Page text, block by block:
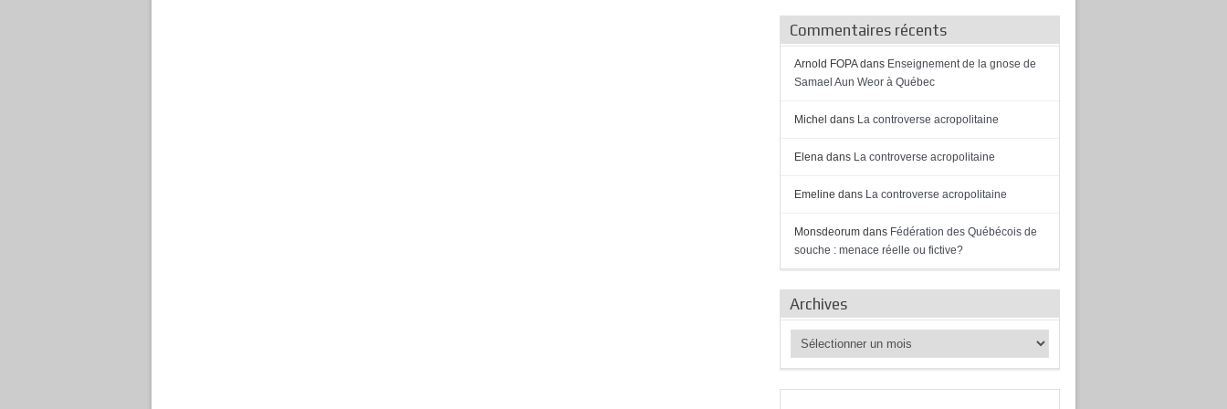
Commentaires récents
Arnold FOPAdans Enseignement de la gnose de
Samael Aun Weor à Québec
Michel dans La controverse acropolitaine
Elena dans La controverse acropolitaine
Emeline dans La controverse acropolitaine
Monsdeorum dans Fédération des Québécois de
souche : menace réelle ou fictive?
Archives
Archives